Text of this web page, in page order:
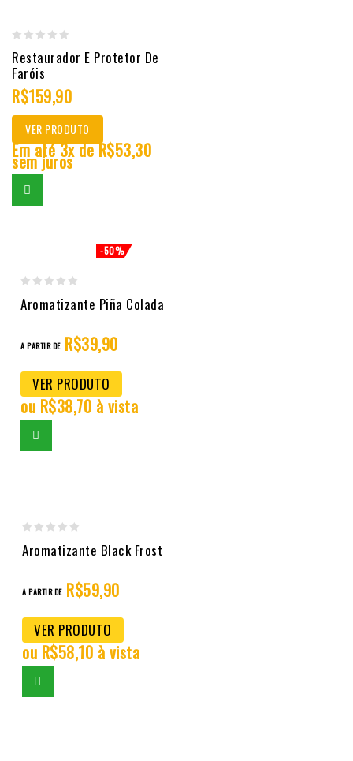
out
of
Restaurador E Protetor De
Faróis
R$159,90
VER PRODUTO
Em até 3x deR$53,30
sem juros
-50%
Aromatizante Piña Colada
A PARTIR DE R$39,90
VER PRODUTO
ou R$38,70 à vista
Aromatizante Black Frost
A PARTIR DE R$59,90
VER PRODUTO
ou R$58,10 à vista